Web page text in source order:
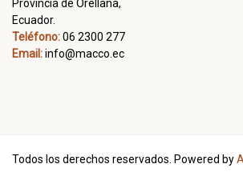
Provincia de Orellana,
Ecuador.
Teléfono:06 2300 277
Email:info@macco.ec
Todos los derechos reservados. Powered by